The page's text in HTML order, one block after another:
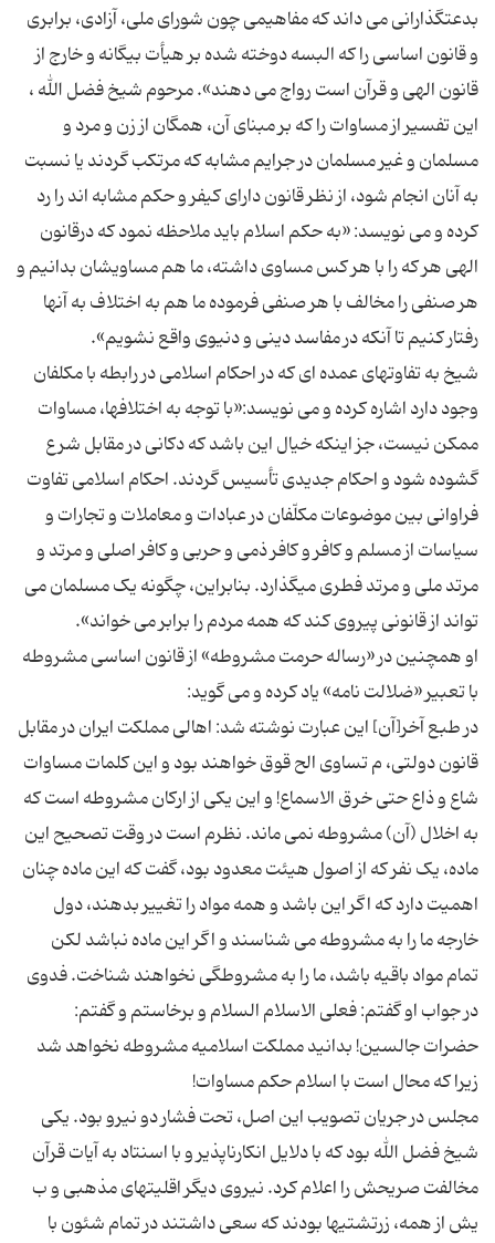
بدعتگذارانی می داند که مفاهیمی چون شورای ملی، آزادی، برابری
و قانون اساسی را که البسه دوخته شده بر هیأت بیگانه و خارج از
قانون الهی و قرآن است رواج می دهند». مرحوم شیخ فضل الله ،
این تفسیر از مساوات را که بر مبنای آن، همگان از زن و مرد و
مسلمان و غیر مسلمان در جرایم مشابه که مرتکب گردند یا نسبت
به آنان انجام شود، از نظر قانون دارای کیفر و حکم مشابه اند را رد
کرده و می نویسد: «به حکم اسلام باید ملاحظه نمود که درقانون
الهی هر که را با هر کس مساوی داشته، ما هم مساویشان بدانیم و
هر صنفی را مخالف با هر صنفی فرموده ما هم به اختلاف به آنها
شیخ به تفاوتهای عمده ای که در احکام اسلامی در رابطه با مکلفان
وجود دارد اشاره کرده و می نویسد:«با توجه به اختلافها، مساوات
ممکن نیست، جز اینکه خیال این باشد که دکانی در مقابل شرع
گشوده شود و احکام جدیدی تأسیس گردند. احکام اسلامی تفاوت
فراوانی بین موضوعات مکلّفان در عبادات و معاملات و تجارات و
سیاسات از مسلم و کافر و کافر ذمی و حربی و کافر اصلی و مرتد و
مرتد ملی و مرتد فطری میگذارد. بنابراین، چگونه یک مسلمان می
او همچنین در «رساله حرمت مشروطه» از قانون اساسی مشروطه
در طبع آخر[آن] این عبارت نوشته شد: اهالی مملکت ایران در مقابل
قانون دولتی، م تساوی الح قوق خواهند بود و این کلمات مساوات
شاع و ذاع حتی خرق الاسماع! و این یکی از ارکان مشروطه است که
به اخلال (آن) مشروطه نمی ماند. نظرم است در وقت تصحیح این
ماده، یک نفر که از اصول هیئت معدود بود، گفت که این ماده چنان
اهمیت دارد که اگر این باشد و همه مواد را تغییر بدهند، دول
خارجه ما را به مشروطه می شناسند و اگر این ماده نباشد لکن
تمام مواد باقیه باشد، ما را به مشروطگی نخواهند شناخت. فدوی
در جواب او گفتم: فعلی الاسلام السلام و برخاستم و گفتم:
حضرات جالسین! بدانید مملکت اسلامیه مشروطه نخواهد شد
مجلس در جریان تصویب این اصل، تحت فشار دو نیرو بود. یکی
شیخ فضل الله بود که با دلایل انکارناپذیر و با اسنتاد به آیات قرآن
مخالفت صریحش را اعلام کرد. نیروی دیگر اقلیتهای مذهبی و ب
یش از همه، زرتشتیها بودند که سعی داشتند در تمام شئون با